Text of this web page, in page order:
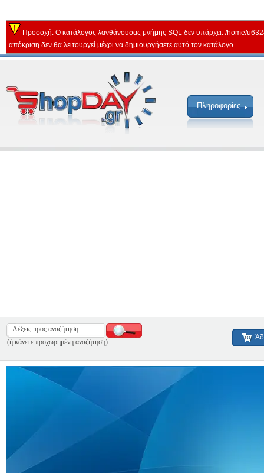
Προσοχή: Ο κατάλογος λανθάνουσας μνήμης SQL δεν υπάρχει: /home/
απόκριση δεν θα λειτουργεί μέχρι να δημιουργήσετε αυτό τον κατάλογο.
Πληροφορίες
(ή κάνετε προχωρημένη αναζήτηση)